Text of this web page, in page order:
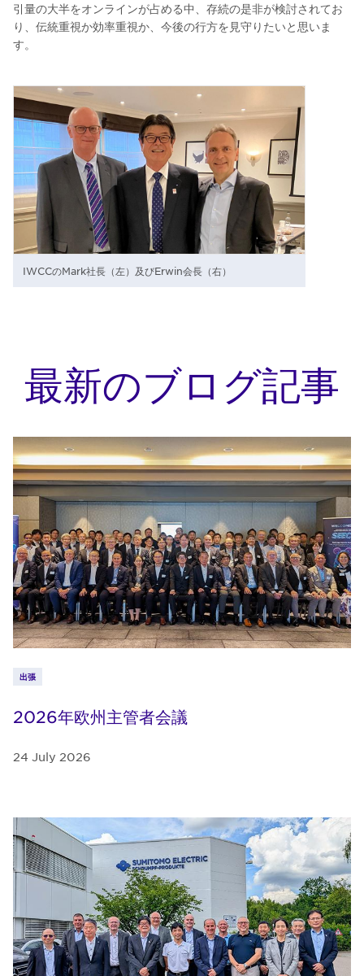
IWCCのMark社長（左）及びErwin会長（右）
引量の大半をオンラインが占める中、存続の是非が検討されてお
り、伝統重視か効率重視か、今後の行方を見守りたいと思いま
す。
最新のブログ記事
出張
2026年欧州主管者会議
24 July 2026